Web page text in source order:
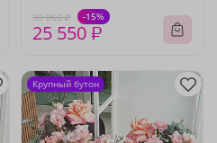
30 060 ₽ -15%
25 550 ₽
Крупный бутон